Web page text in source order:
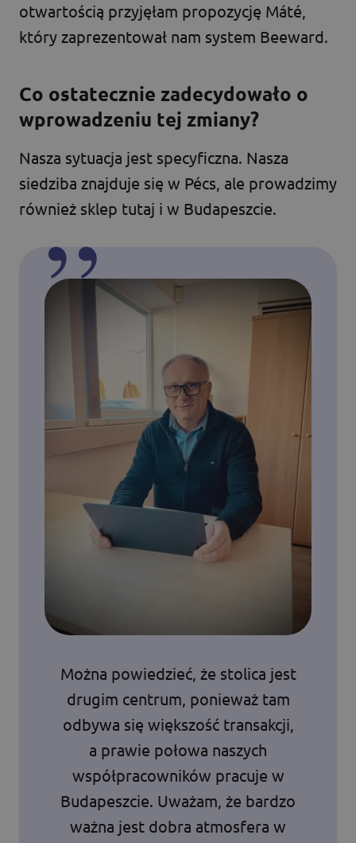
otwartością przyjęłam propozycję Máté,
który zaprezentował nam system Beeward.
Co ostatecznie zadecydowało o
wprowadzeniu tej zmiany?
Nasza sytuacja jest specyficzna. Nasza
siedziba znajduje się w Pécs, ale prowadzimy
również sklep tutaj i w Budapeszcie.
Można powiedzieć, że stolica jest
drugim centrum, ponieważ tam
odbywa się większość transakcji,
a prawie połowa naszych
współpracowników pracuje w
Budapeszcie. Uważam, że bardzo
ważna jest dobra atmosfera w